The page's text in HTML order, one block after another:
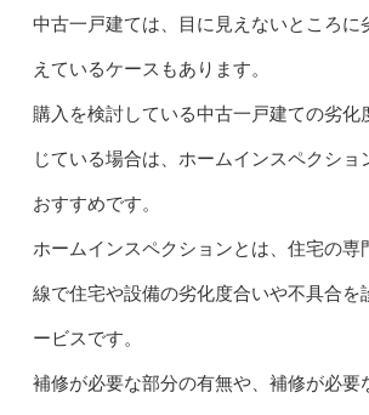
中古一戸建ては、目に見えないところに
えているケースもあります。
購入を検討している中古一戸建ての劣化
じている場合は、ホームインスペクショ
おすすめです。
ホームインスペクションとは、住宅の専
線で住宅や設備の劣化度合いや不具合を
ービスです。
補修が必要な部分の有無や、補修が必要